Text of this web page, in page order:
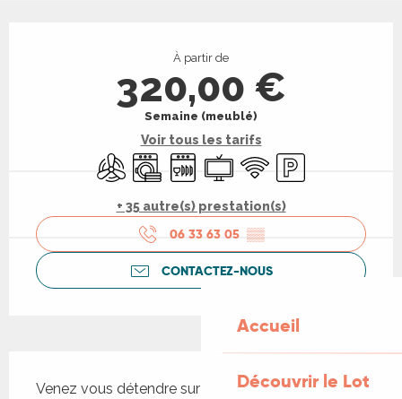
Accueil
Découvrir le Lot
À partir de
320,00 €
Semaine (meublé)
Voir tous les tarifs
Air conditionné
Lave lingeLave vaisselle
Télévision
WiFi Parking
+ 35 autre(s) prestation(s)
06 33 63 05 ▒▒
CONTACTEZ-NOUS
Venez vous détendre sur la terrasse dans un